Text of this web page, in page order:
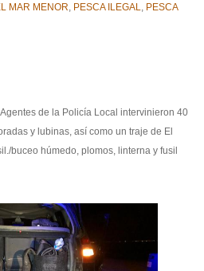
MAR MENOR PESCA ILEGAL
PESCA
de la Policía Local intervinieron 40
y lubinas, así como un traje de El
buceo húmedo, plomos, linterna y fusil